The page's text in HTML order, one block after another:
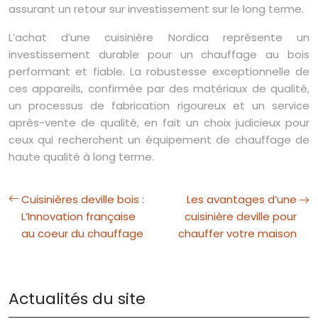
assurant un retour sur investissement sur le long terme.
L’achat d’une cuisinière Nordica représente un
investissement durable pour un chauffage au bois
performant et fiable. La robustesse exceptionnelle de
ces appareils, confirmée par des matériaux de qualité,
un processus de fabrication rigoureux et un service
après-vente de qualité, en fait un choix judicieux pour
ceux qui recherchent un équipement de chauffage de
haute qualité à long terme.
Cuisinières deville bois :
L’Innovation française
au coeur du chauffage
Les avantages d’une
cuisinière deville pour
chauffer votre maison
Actualités du site